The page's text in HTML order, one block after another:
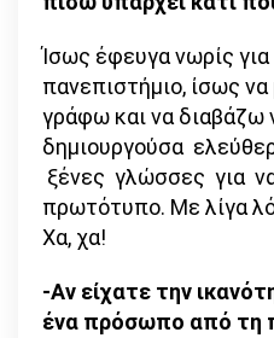
Ίσως έφευγα νωρίς
πανεπιστήμιο, ίσως
γράφω και να διαβάζω
δημιουργούσα
ξένες γλώσσες για
πρωτότυπο. Με λίγα
Χα, χα!
-Αν είχατε την
ένα πρόσωπο από τη